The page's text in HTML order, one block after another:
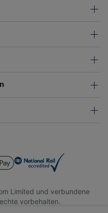
Limited und verbundene
vorbehalten.